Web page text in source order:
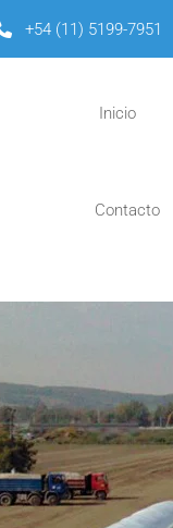
+54 (11) 5199-7951
Inicio
Contacto